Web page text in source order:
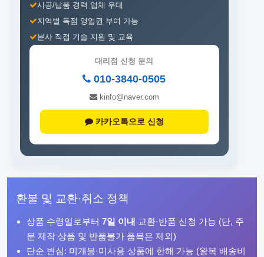
시공/납품 경력 업체 우대
지역별 독점 영업권 부여 가능
본사 직접 기술 지원 및 교육
대리점 신청 문의
010-3840-0505
kinfo@naver.com
카카오톡으로 신청
환불 및 교환·취소 정책
상품 수령일로부터 7일 이내 교환·반품 신청 가능 (단, 주
문 제작 상품 및 반품불가 품목은 제외)
단순 변심: 미개봉·미사용 상품에 한해 가능 (왕복 배송비